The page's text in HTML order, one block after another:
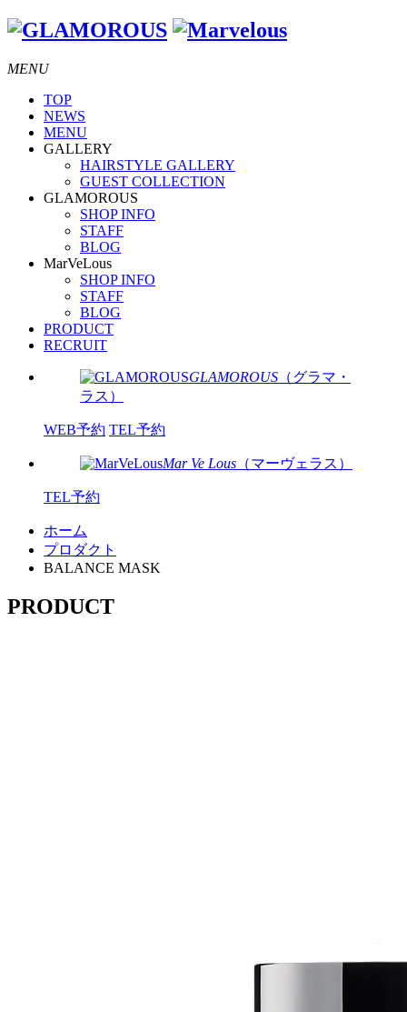
MENU
TOP
NEWS
MENU
GALLERY
HAIRSTYLE GALLERY
GUEST COLLECTION
GLAMOROUS
SHOP INFO
STAFF
BLOG
MarVeLous
SHOP INFO
STAFF
BLOG
PRODUCT
RECRUIT
GLAMOROUS （グラマ・
ラス）
WEB予約 TEL予約
Mar Ve Lous （マーヴェラス）
TEL予約
ホーム
プロダクト
BALANCE MASK
PRODUCT